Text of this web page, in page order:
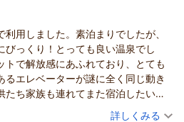
お願い申し上げます。
人一人あたり/税込)
返信
ン那須にご宿泊いただき誠にあり
重ねて御礼申し上げます。
ーキやビュッフェのお食事にご満
用しました。素泊まりでしたが、
びっくり！とっても良い温泉でし
トで解放感にあふれており、とても
るエレベーターが謎に全く同じ動き
たち家族も連れてまた宿泊したいと
（投稿日：2026/07/01）
詳しくみる